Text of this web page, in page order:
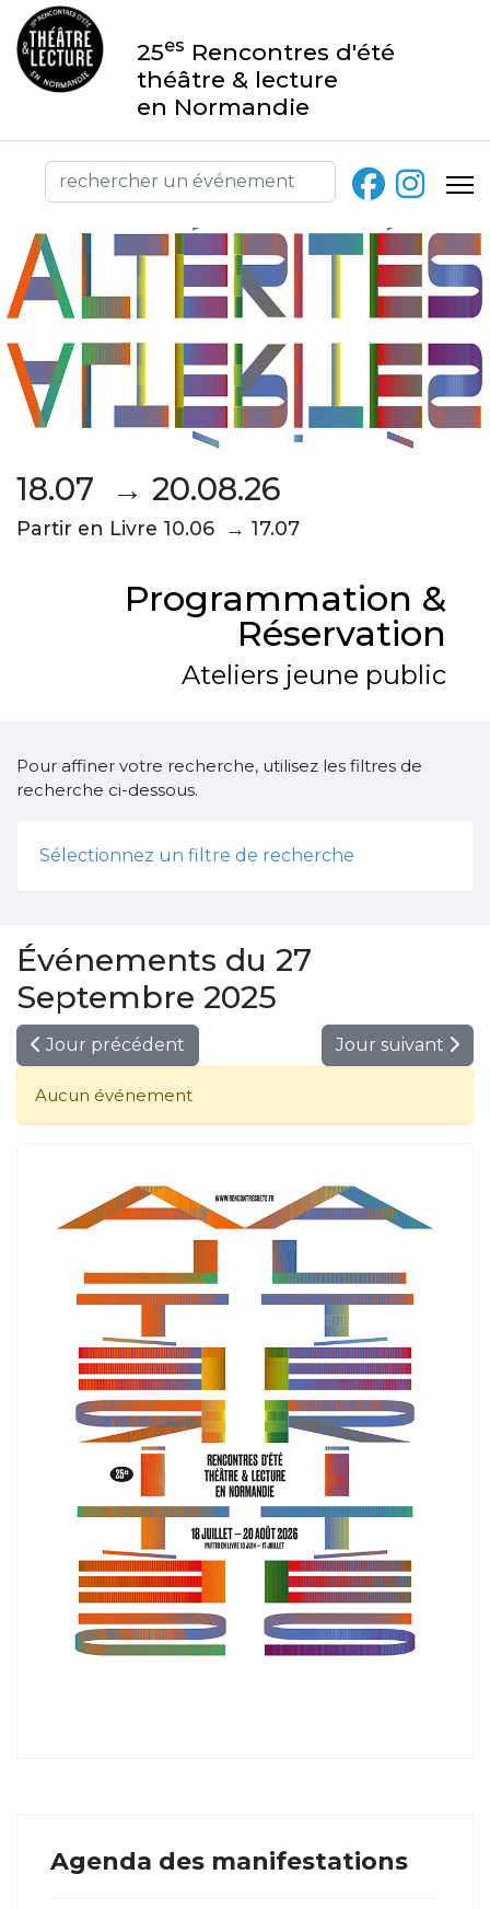
25es Rencontres d'été
théâtre & lecture
en Normandie
18.07 → 20.08.26
Partir en Livre 10.06 → 17.07
Programmation &
Réservation
Ateliers jeune public
Pour affiner votre recherche, utilisez les filtres de
recherche ci-dessous.
Sélectionnez un filtre de recherche
Événements du 27
Septembre 2025
Jour précédent Jour suivant
Aucun événement
Agenda des manifestations